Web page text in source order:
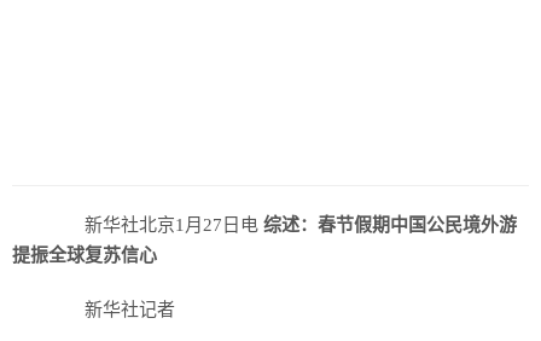
新华社北京1月27日电 综述：春节假期中国公民境外游
提振全球复苏信心
新华社记者